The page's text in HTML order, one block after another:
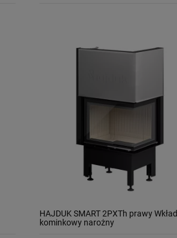
HAJDUK SMART 2PXTh prawy Wkład
kominkowy narożny